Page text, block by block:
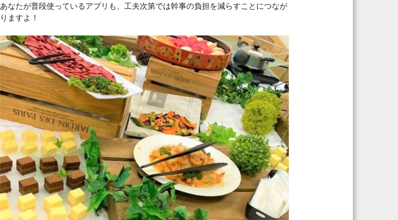
あなたが普段使っているアプリも、工夫次第では幹事の負担を減らすことにつなが
りますよ！